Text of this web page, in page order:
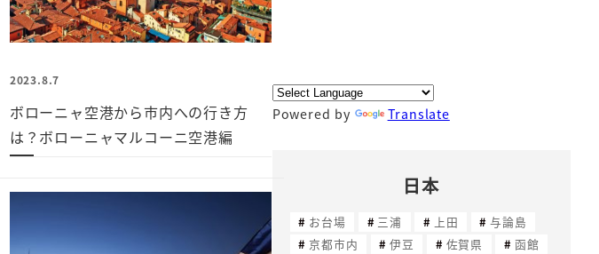
2023.8.7
ボローニャ空港から市内への行き方
は？ボローニャマルコーニ空港編
Powered by Translate
日本
お台場 三浦 上田
与論島
京都市内
伊豆 佐賀県
函館